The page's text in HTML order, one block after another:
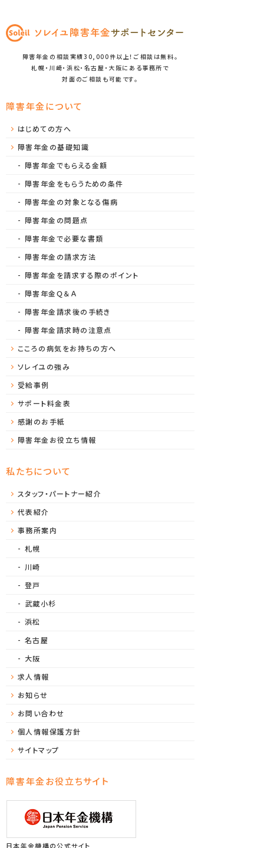
障害年金の相談実績30,000件以上！ご相談は無料。
札幌・川崎・浜松・名古屋・大阪にある事務所で
対面のご相談も可能です。
障害年金について
はじめての方へ
障害年金の基礎知識
障害年金でもらえる金額
障害年金をもらうための条件
障害年金の対象となる傷病
障害年金の問題点
障害年金で必要な書類
障害年金の請求方法
障害年金を請求する際のポイント
障害年金Ｑ＆Ａ
障害年金請求後の手続き
障害年金請求時の注意点
こころの病気をお持ちの方へ
ソレイユの強み
受給事例
サポート料金表
感謝のお手紙
障害年金お役立ち情報
私たちについて
スタッフ・パートナー紹介
代表紹介
事務所案内
札幌
川崎
登戸
武蔵小杉
浜松
名古屋
大阪
求人情報
お知らせ
お問い合わせ
個人情報保護方針
サイトマップ
障害年金お役立ちサイト
日本年金機構の公式サイト